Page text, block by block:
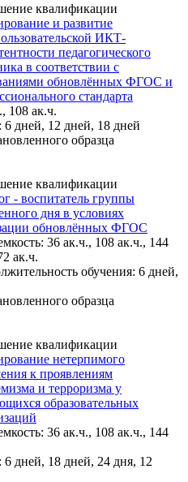
квалификации
и развитие
ИКТ-
педагогического
в соответствии с
обновлённых ФГОС и
стандарта
108 ак.ч.
дней, 12 дней, 18 дней
образца
квалификации
- воспитатель группы
дня в условиях
обновлённых ФГОС
36 ак.ч., 108 ак.ч., 144
ак.ч.
обучения: 6 дней,
образца
квалификации
нетерпимого
к проявлениям
и терроризма у
образовательных
36 ак.ч., 108 ак.ч., 144
дней, 18 дней, 24 дня, 12